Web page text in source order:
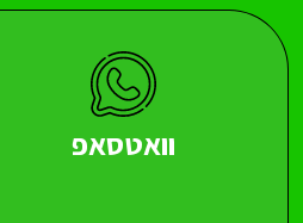
וואטסאפ